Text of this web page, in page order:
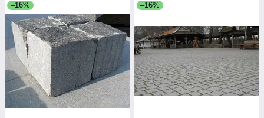
–16% –16%